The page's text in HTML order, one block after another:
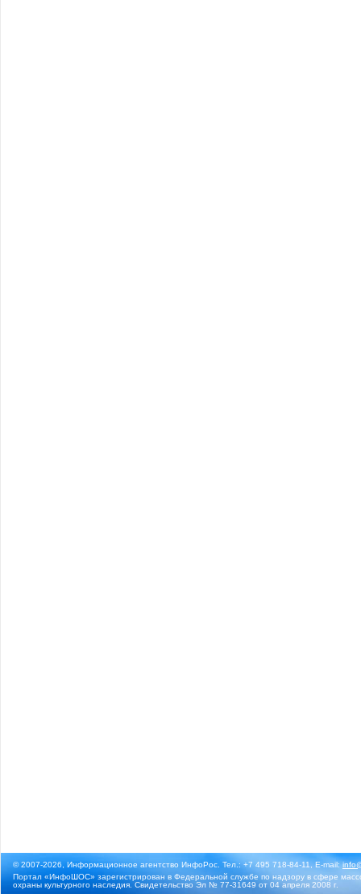
© 2007-2026, Информационное агентство ИнфоРос. Тел.: +7 495 718-84-11, E-mail:
Портал «ИнфоШОС» зарегистрирован в Федеральной службе по надзору в сфере
охраны культурного наследия. Свидетельство Эл № 77-31649 от 04 апреля 2008 г.